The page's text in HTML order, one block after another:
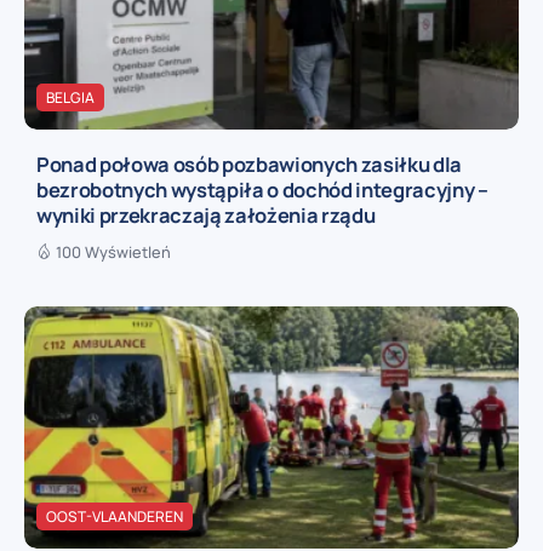
BELGIA
Ponad połowa osób pozbawionych zasiłku dla
bezrobotnych wystąpiła o dochód integracyjny –
wyniki przekraczają założenia rządu
100 Wyświetleń
OOST-VLAANDEREN